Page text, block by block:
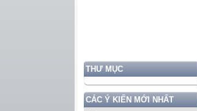
THƯ MỤC
CÁC Ý KIẾN MỚI NHẤT